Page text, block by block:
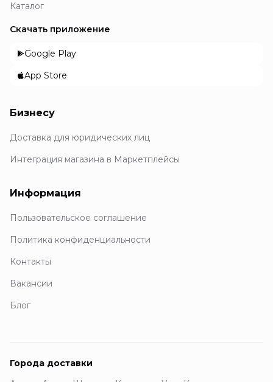
Каталог
Скачать приложение
Google Play
App Store
Бизнесу
Доставка для юридических лиц
Интеграция магазина в Маркетплейсы
Информация
Пользовательское соглашение
Политика конфиденциальности
Контакты
Вакансии
Блог
Города доставки